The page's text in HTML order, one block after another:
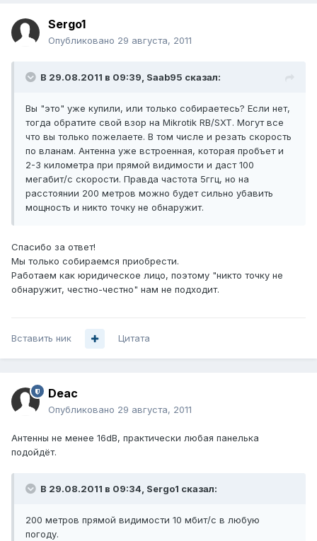
Sergo1
Опубликовано 29 августа, 2011
В 29.08.2011 в 09:39, Saab95 сказал:
Вы "это" уже купили, или только собираетесь? Если нет,
тогда обратите свой взор на Mikrotik RB/SXT. Могут все
что вы только пожелаете. В том числе и резать скорость
по вланам. Антенна уже встроенная, которая пробъет и
2-3 километра при прямой видимости и даст 100
мегабит/с скорости. Правда частота 5ггц, но на
расстоянии 200 метров можно будет сильно убавить
мощность и никто точку не обнаружит.
Спасибо за ответ!
Мы только собираемся приобрести.
Работаем как юридическое лицо, поэтому "никто точку не
обнаружит, честно-честно" нам не подходит.
Вставить ник Цитата
Deac
Опубликовано 29 августа, 2011
Антенны не менее 16dB, практически любая панелька
подойдёт.
В 29.08.2011 в 09:34, Sergo1 сказал:
200 метров прямой видимости 10 мбит/с в любую
погоду.